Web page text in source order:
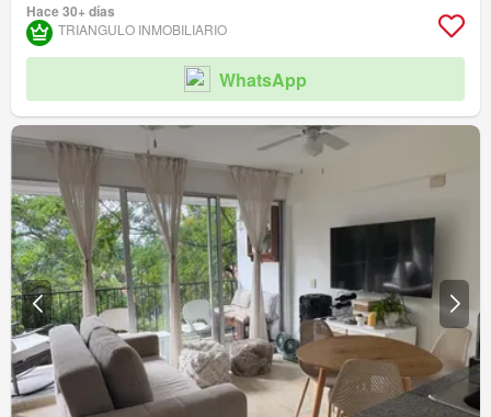
Hace 30+ días
TRIANGULO INMOBILIARIO
WhatsApp